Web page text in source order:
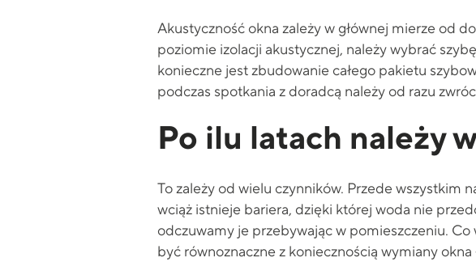
Akustyczność okna zależy w głównej mierze od
poziomie izolacji akustycznej, należy wybrać
konieczne jest zbudowanie całego pakietu
podczas spotkania z doradcą należy od razu
Po ilu latach należy
To zależy od wielu czynników. Przede wszystkim
wciąż istnieje bariera, dzięki której woda nie
odczuwamy je przebywając w pomieszczeniu.
być równoznaczne z koniecznością wymiany